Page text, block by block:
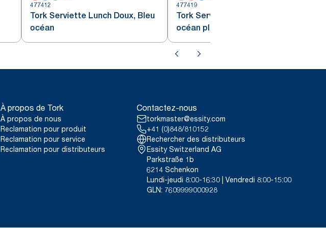
477412
Tork Serviette Lunch Doux, Bleu
océan
477419
Tork Serviette Lunch Doux, Bleu
océan pliage 1/8
À propos de Tork
À propos de nous
Reclamation pour produit
Reclamation pour service
Reclamation pour distributeurs
Contactez-nous
torkmaster@essity.com
+41 (0)848/810152
Rechercher des distributeurs
Essity Switzerland AG
Parkstraße 1b
6214 Schenkon
Lundi-jeudi 8:00-16:30 | Vendredi 8:00-15:00
GLN: 7609999000928